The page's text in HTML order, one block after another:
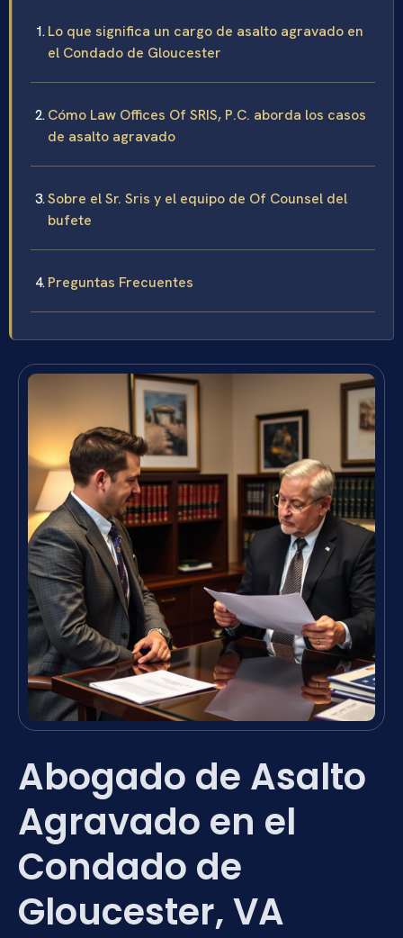
Lo que significa un cargo de asalto agravado en
el Condado de Gloucester
Cómo Law Offices Of SRIS, P.C. aborda los casos
de asalto agravado
Sobre el Sr. Sris y el equipo de Of Counsel del
bufete
Preguntas Frecuentes
Abogado de Asalto
Agravado en el
Condado de
Gloucester, VA